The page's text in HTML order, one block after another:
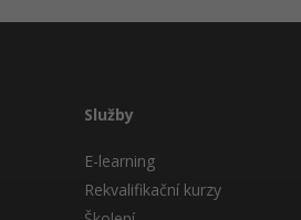
Služby
E-learning
Rekvalifikační kurzy